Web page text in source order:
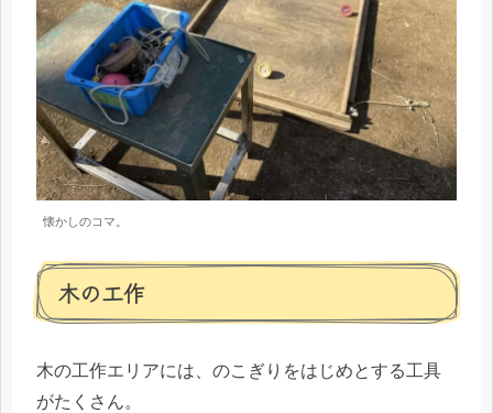
懐かしのコマ。
木の工作
木の工作エリアには、のこぎりをはじめとする工具
がたくさん。